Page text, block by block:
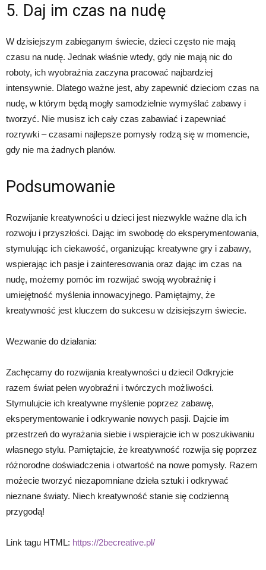
5. Daj im czas na nudę
W dzisiejszym zabieganym świecie, dzieci często nie mają
czasu na nudę. Jednak właśnie wtedy, gdy nie mają nic do
roboty, ich wyobraźnia zaczyna pracować najbardziej
intensywnie. Dlatego ważne jest, aby zapewnić dzieciom czas na
nudę, w którym będą mogły samodzielnie wymyślać zabawy i
tworzyć. Nie musisz ich cały czas zabawiać i zapewniać
rozrywki – czasami najlepsze pomysły rodzą się w momencie,
gdy nie ma żadnych planów.
Podsumowanie
Rozwijanie kreatywności u dzieci jest niezwykle ważne dla ich
rozwoju i przyszłości. Dając im swobodę do eksperymentowania,
stymulując ich ciekawość, organizując kreatywne gry i zabawy,
wspierając ich pasje i zainteresowania oraz dając im czas na
nudę, możemy pomóc im rozwijać swoją wyobraźnię i
umiejętność myślenia innowacyjnego. Pamiętajmy, że
kreatywność jest kluczem do sukcesu w dzisiejszym świecie.
Wezwanie do działania:
Zachęcamy do rozwijania kreatywności u dzieci! Odkryjcie
razem świat pełen wyobraźni i twórczych możliwości.
Stymulujcie ich kreatywne myślenie poprzez zabawę,
eksperymentowanie i odkrywanie nowych pasji. Dajcie im
przestrzeń do wyrażania siebie i wspierajcie ich w poszukiwaniu
własnego stylu. Pamiętajcie, że kreatywność rozwija się poprzez
różnorodne doświadczenia i otwartość na nowe pomysły. Razem
możecie tworzyć niezapomniane dzieła sztuki i odkrywać
nieznane światy. Niech kreatywność stanie się codzienną
przygodą!
Link tagu HTML: https://2becreative.pl/